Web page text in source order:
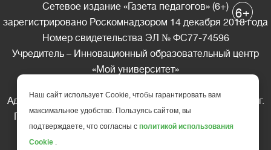
Сетевое издание «Газета педагогов» (6+)
зарегистрировано Роскомнадзором 14 декабря 2018 года
Номер свидетельства ЭЛ № ФС77-74596
Учредитель – Инновационный образовательный центр
«Мой университет»
Адрес редакции: 185035 Россия, Республика Карелия, г.
Петрозаводск, ул. Фридриха Энгельса д.10, офис 211
Телефон редакции: +7 (499) 685-10-45
6+
Наш сайт использует Cookie, чтобы гарантировать вам
максимальное удобство. Пользуясь сайтом, вы
подтверждаете, что согласны с политикой использования
Cookie .